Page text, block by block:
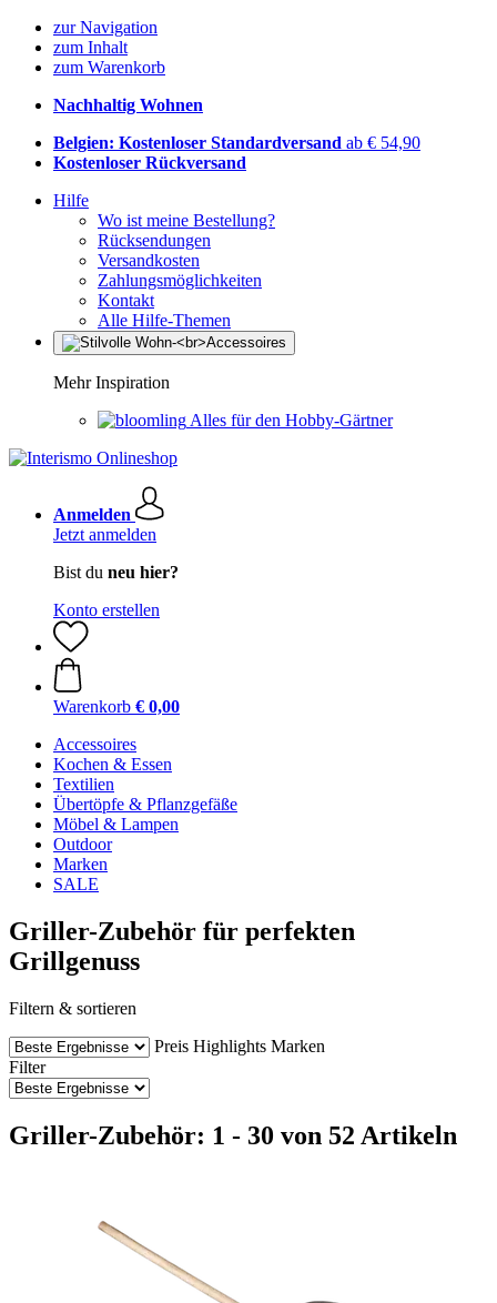
zur Navigation
zum Inhalt
zum Warenkorb
Nachhaltig Wohnen
Belgien: Kostenloser Standardversand ab € 54,90
Kostenloser Rückversand
Hilfe
Wo ist meine Bestellung?
Rücksendungen
Versandkosten
Zahlungsmöglichkeiten
Kontakt
Alle Hilfe-Themen
Mehr Inspiration
Alles für den Hobby-Gärtner
Anmelden
Jetzt anmelden
Bist du neu hier?
Konto erstellen
Warenkorb € 0,00
Accessoires
Kochen & Essen
Textilien
Übertöpfe & Pflanzgefäße
Möbel & Lampen
Outdoor
Marken
SALE
Griller-Zubehör für perfekten
Grillgenuss
Filtern & sortieren
Preis Highlights Marken
Filter
Griller-Zubehör: 1 - 30 von 52 Artikeln